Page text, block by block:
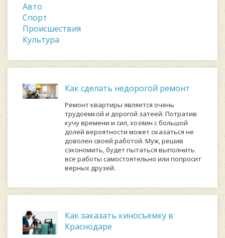
Авто
Спорт
Происшествия
Культура
Как сделать недорогой ремонт
Ремонт квартиры является очень
трудоемкой и дорогой затеей. Потратив
кучу времени и сил, хозяин с большой
долей вероятности может оказаться не
доволен своей работой. Муж, решив
сэкономить, будет пытаться выполнить
все работы самостоятельно или попросит
верных друзей.
Как заказать киносъемку в
Краснодаре